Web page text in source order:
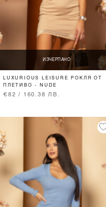
ИЗЧЕРПАНО
LUXURIOUS LEISURE РОКЛЯ ОТ
ПЛЕТИВО - NUDE
€82 / 160.38 ЛВ.